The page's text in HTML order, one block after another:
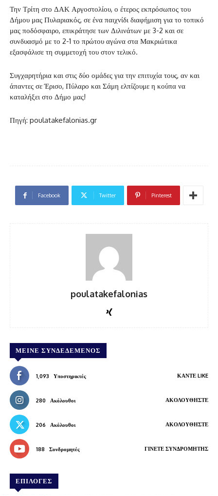
Την Τρίτη στο ΔΑΚ Αργοστολίου, ο έτερος εκπρόσωπος του
Δήμου μας Πυλαριακός, σε ένα παιχνίδι διαφήμιση για το τοπικό
μας ποδόσφαιρο, επικράτησε των Διλινάτων με 3-2 και σε
συνδυασμό με το 2-1 το πρώτου αγώνα στα Μακριώτικα
εξασφάλισε τη συμμετοχή του στον τελικό.
Συγχαρητήρια και στις δύο ομάδες για την επιτυχία τους, αν και
άπαντες σε Έρισο, Πύλαρο και Σάμη ελπίζουμε η κούπα να
καταλήξει στο Δήμο μας!
Πηγή: poulatakefalonias.gr
Facebook Twitter Pinterest
poulatakefalonias
ΜΕΊΝΕ ΣΥΝΔΕΔΕΜΈΝΟΣ
1,093 Υποστηρικτές ΚΆΝΤΕ LIKE
280 Ακόλουθοι ΑΚΟΛΟΥΘΉΣΤΕ
206 Ακόλουθοι ΑΚΟΛΟΥΘΉΣΤΕ
188 Συνδρομητές ΓΊΝΕΤΕ ΣΥΝΔΡΟΜΗΤΉΣ
ΕΠΙΛΟΓΕΣ